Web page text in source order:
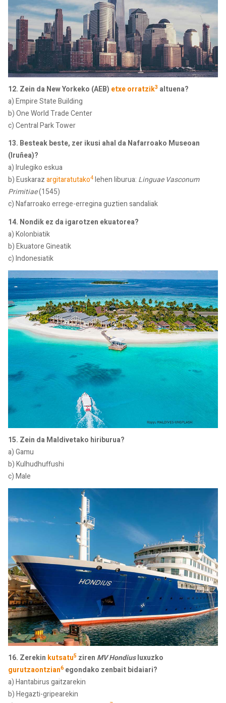
12. Zein da New Yorkeko (AEB) etxe orratzik3 altuena?
a) Empire State Building
b) One World Trade Center
c) Central Park Tower
13. Besteak beste, zer ikusi ahal da Nafarroako Museoan
(Iruñea)?
a) Irulegiko eskua
b) Euskarazargitaratutako4 lehen liburua: Linguae Vasconum
Primitiae(1545)
c) Nafarroako errege-erregina guztien sandaliak
14. Nondik ez da igarotzen ekuatorea?
a) Kolonbiatik
b) Ekuatore Gineatik
c) Indonesiatik
15. Zein da Maldivetako hiriburua?
a) Gamu
b) Kulhudhuffushi
c) Male
16. Zerekin kutsatu5 ziren MV Hondiusluxuzko
gurutzaontzian6egondako zenbait bidaiari?
a) Hantabirus gaitzarekin
b) Hegazti-gripearekin